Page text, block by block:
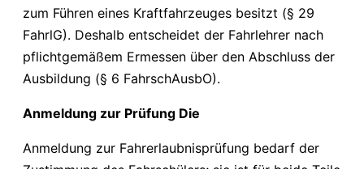
zum Führen eines Kraftfahrzeuges besitzt (§ 29
FahrlG). Deshalb entscheidet der Fahrlehrer nach
pflichtgemäßem Ermessen über den Abschluss der
Ausbildung (§ 6 FahrschAusbO).
Anmeldung zur Prüfung Die
Anmeldung zur Fahrerlaubnisprüfung bedarf der